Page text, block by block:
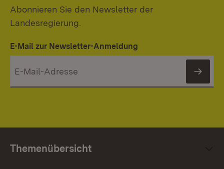
Abonnieren Sie den Newsletter der
Landesregierung.
E-Mail zur Newsletter-Anmeldung
Themenübersicht